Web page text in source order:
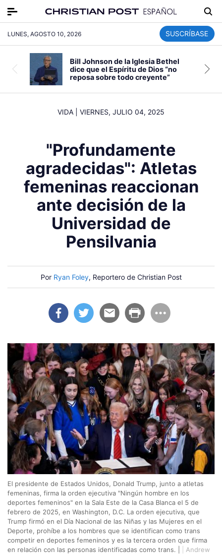
LUNES, AGOSTO 10, 2026 SUSCRÍBASE
Bill Johnson de la Iglesia Bethel
dice que el Espíritu de Dios “no
reposa sobre todo creyente”
VIDA VIERNES, JULIO 04, 2025
"Profundamente
agradecidas": Atletas
femeninas reaccionan
ante decisión de la
Universidad de
Pensilvania
Por Ryan Foley, Reportero de Christian Post
El presidente de Estados Unidos, Donald Trump, junto a atletas
femeninas, firma la orden ejecutiva "Ningún hombre en los
deportes femeninos" en la Sala Este de la Casa Blanca el 5 de
febrero de 2025, en Washington, D.C. La orden ejecutiva, que
Trump firmó en el Día Nacional de las Niñas y las Mujeres en el
Deporte, prohíbe a los hombres que se identifican como trans
competir en deportes femeninos y es la tercera orden que firma
en relación con las personas identificadas como trans. |
Andrew